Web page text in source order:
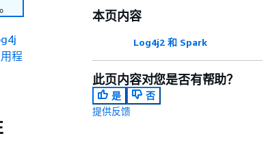
程
本页内容
Log4j2 和 Spark
此页内容对您是否有帮助？
是
否
提供反馈